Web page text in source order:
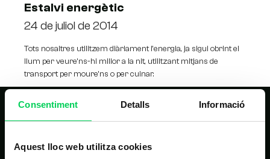
Consentiment Detalls Informació
Aquest lloc web utilitza cookies
Estalvi energètic
24 de juliol de 2014
Tots nosaltres utilitzem diàriament l’energia, ja sigui obrint el
llum per veure’ns-hi millor a la nit, utilitzant mitjans de
transport per moure’ns o per cuinar.